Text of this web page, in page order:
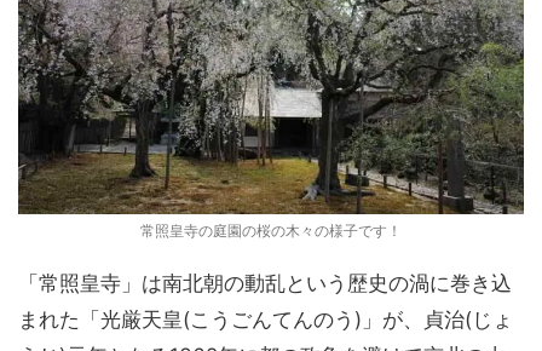
常照皇寺の庭園の桜の木々の様子です！
「常照皇寺」は南北朝の動乱という歴史の渦に巻き込
まれた「光厳天皇(こうごんてんのう)」が、貞治(じょ